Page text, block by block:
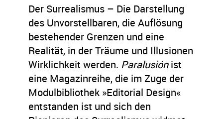
Der Surrealismus – Die Darstellung
des Unvorstellbaren, die Auflösung
bestehender Grenzen und eine
Realität, in der Träume und Illusionen
Wirklichkeit werden. Paralusiónist
eine Magazinreihe, die im Zuge der
Modulbibliothek »Editorial Design«
entstanden ist und sich den